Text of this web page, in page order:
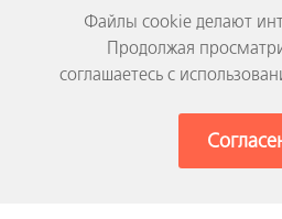
Отзывы
Вакансии
Файлы cookie делают
Продолжая
соглашаетесь с